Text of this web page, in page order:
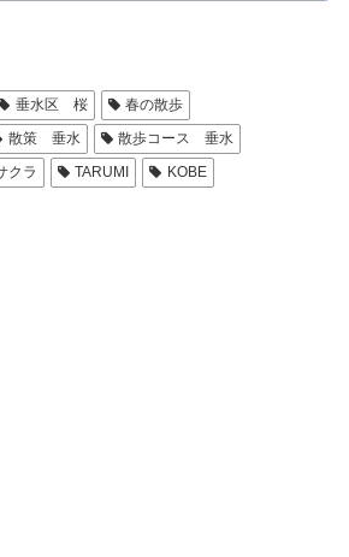
垂水区 桜
春の散歩
散策 垂水
散歩コース 垂水
クラ TARUMI KOBE